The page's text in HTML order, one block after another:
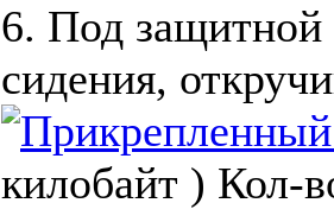
6. Под защитной
сидения,
килобайт ) Кол-